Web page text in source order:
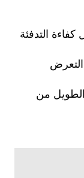
بفضل كفاءة التدفئة
من